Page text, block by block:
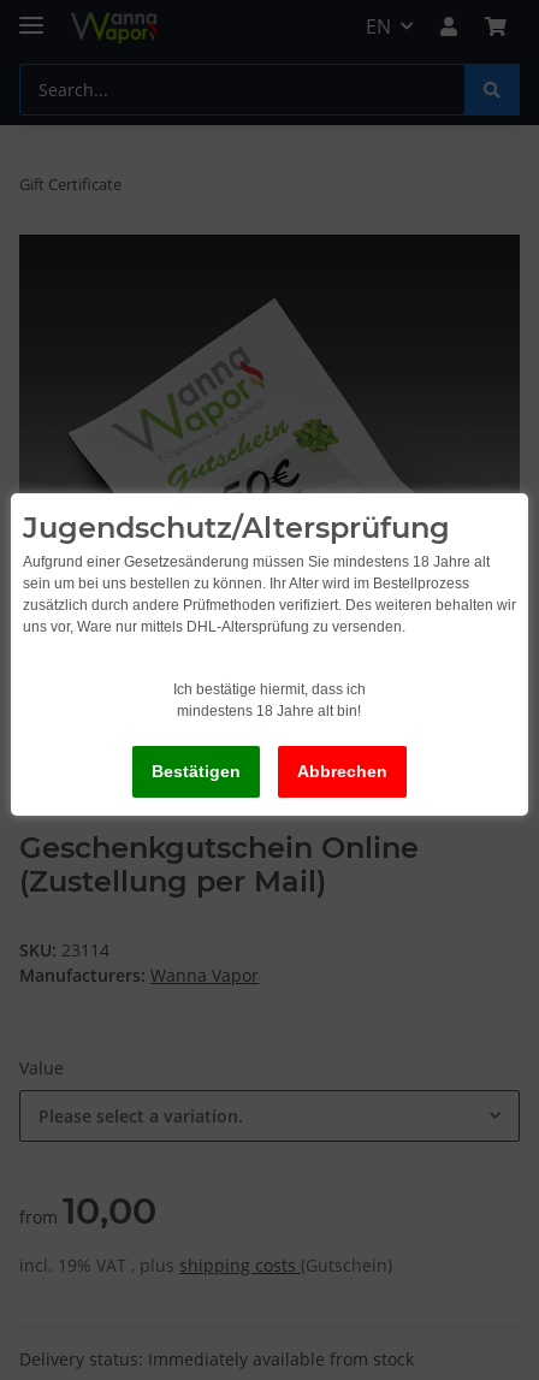
EN
Gift Certificate
Geschenkgutschein Online
(Zustellung per Mail)
SKU: 23114
Manufacturers: Wanna Vapor
Value
Please select a variation.
from 10,00
incl. 19% VAT , plus shipping costs (Gutschein)
Delivery status: Immediately available from stock
Jugendschutz/Altersprüfung
Aufgrund einer Gesetzesänderung müssen Sie mindestens 18 Jahre alt
sein um bei uns bestellen zu können. Ihr Alter wird im Bestellprozess
zusätzlich durch andere Prüfmethoden verifiziert. Des weiteren behalten wir
uns vor, Ware nur mittels DHL-Altersprüfung zu versenden.
Ich bestätige hiermit, dass ich
mindestens 18 Jahre alt bin!